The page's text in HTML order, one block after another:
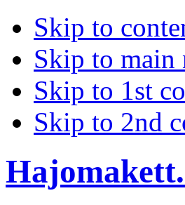
Skip to
Skip to main
Skip to 1st
Skip to 2nd